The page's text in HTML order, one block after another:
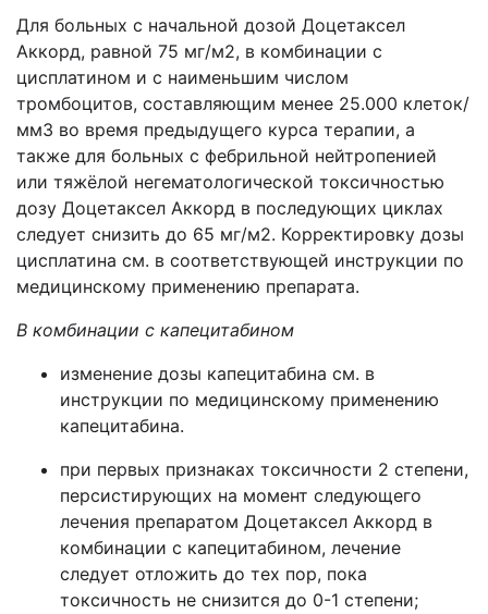
Для больных с начальной дозой Доцетаксел
Аккорд, равной 75 мг/м2, в комбинации с
цисплатином и с наименьшим числом
тромбоцитов, составляющим менее 25.000 клеток/
мм3 во время предыдущего курса терапии, а
также для больных с фебрильной нейтропенией
или тяжёлой негематологической токсичностью
дозу Доцетаксел Аккорд в последующих циклах
следует снизить до 65 мг/м2. Корректировку дозы
цисплатина см. в соответствующей инструкции по
медицинскому применению препарата.
В комбинации с капецитабином
изменение дозы капецитабина см. в
инструкции по медицинскому применению
капецитабина.
при первых признаках токсичности 2 степени,
персистирующих на момент следующего
лечения препаратом Доцетаксел Аккорд в
комбинации с капецитабином, лечение
следует отложить до тех пор, пока
токсичность не снизится до 0-1 степени;